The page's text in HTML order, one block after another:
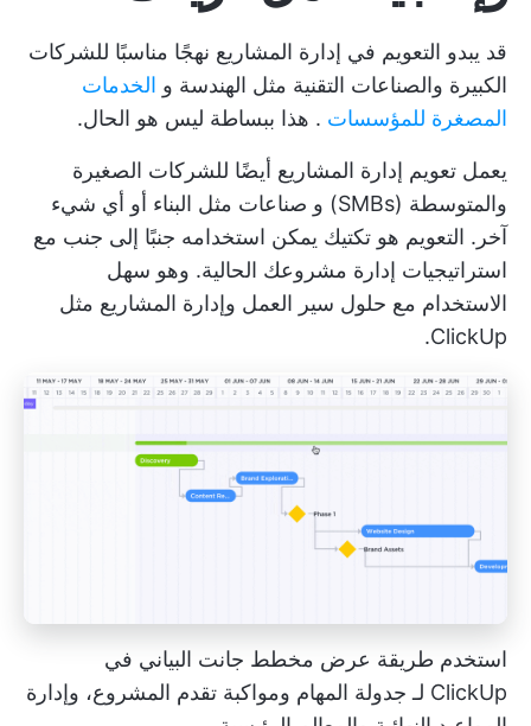
قد يبدو التعويم في إدارة المشاريع نهجًا مناسبًا للشركات
الكبيرة والصناعات التقنية مثل الهندسة و الخدمات
المصغرة للمؤسسات . هذا ببساطة ليس هو الحال.
يعمل تعويم إدارة المشاريع أيضًا للشركات الصغيرة
والمتوسطة (SMBs) و
صناعات مثل البناء أو أي شيء
آخر. التعويم هو تكتيك يمكن استخدامه جنبًا إلى جنب مع
استراتيجيات إدارة مشروعك الحالية. وهو سهل
الاستخدام مع حلول سير العمل وإدارة المشاريع مثل
ClickUp.
استخدم طريقة عرض مخطط جانت البياني في
ClickUp لـ
جدولة المهام ومواكبة تقدم المشروع، وإدارة